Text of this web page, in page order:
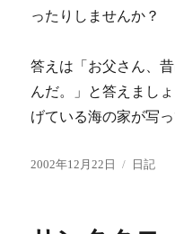
ったりしませんか？
答えは「お父さん、
んだ。」と答えまし
げている海の家が写っ
投
2002年12月22日
カ
日記